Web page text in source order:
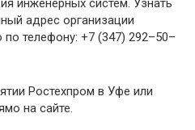
инженерных систем. Узнать
адрес организации
телефону: +7 (347) 292–50–
Ростехпром в Уфе или
на сайте.